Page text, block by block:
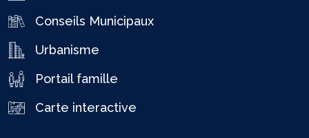
Conseils Municipaux
Urbanisme
Portail famille
Carte interactive